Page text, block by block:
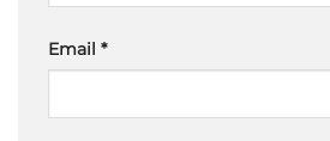
Email *